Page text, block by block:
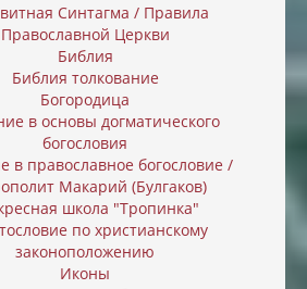
Синтагма / Правила
Православной Церкви
Библия
Библия толкование
Богородица
в основы догматического
богословия
в православное богословие /
Макарий (Булгаков)
школа "Тропинка"
по христианскому
законоположению
Иконы